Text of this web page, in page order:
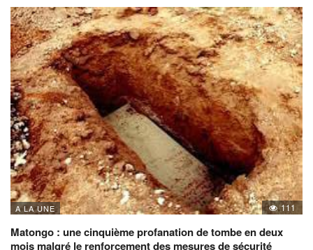
A LA UNE 111
Matongo : une cinquième profanation de tombe en deux
mois malgré le renforcement des mesures de sécurité